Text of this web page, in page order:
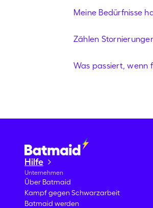
Meine Bedürfnisse
Zählen
Was passiert, wenn
Hilfe
Unternehmen
Über Batmaid
Kampf gegen Schwarzarbeit
Batmaid werden